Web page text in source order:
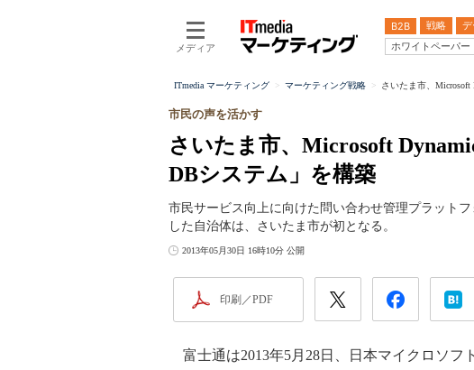
メディア
B2B 戦略
ホワイトペーパー
ITmedia マーケティング マーケティング戦略 さいたま市、Microsoft
さいたま市、Microsoft
DBシステム」を構築
市民の声を活かす
市民サービス向上に向けた問い合わせ管理プラット
した自治体は、さいたま市が初となる。
2013年05月30日 16時10分 公開
印刷／PDF
富士通は2013年5月28日、日本マイクロソフ